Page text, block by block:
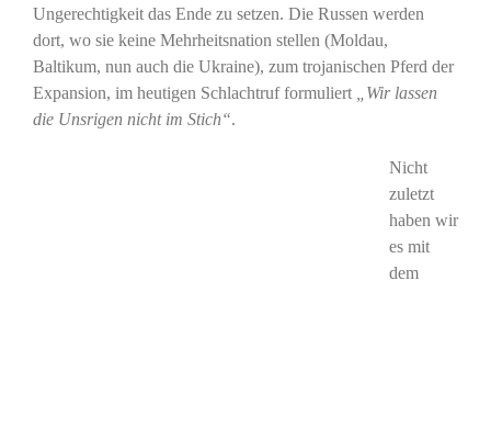
Ungerechtigkeit das Ende zu setzen. Die Russen werden
dort, wo sie keine Mehrheitsnation stellen (Moldau,
Baltikum, nun auch die Ukraine), zum trojanischen Pferd der
Expansion, im heutigen Schlachtruf formuliert
„Wir lassen
die Unsrigen nicht im Stich“.
Nicht
zuletzt
haben wir
es mit
dem